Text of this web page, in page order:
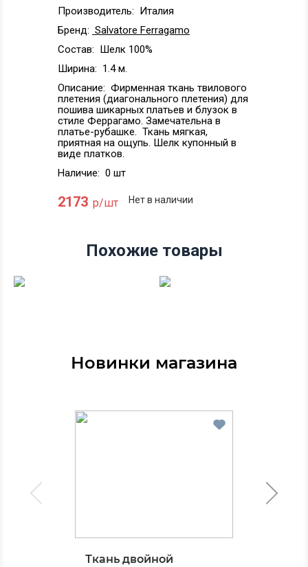
Производитель: Италия
Бренд: Salvatore Ferragamo
Состав: Шелк 100%
Ширина: 1.4 м.
Описание: Фирменная ткань твилового
плетения (диагонального плетения) для
пошива шикарных платьев и блузок в
стиле Феррагамо. Замечательна в
платье-рубашке. Ткань мягкая,
приятная на ощупь. Шелк купонный в
виде платков.
Наличие: 0 шт
2173 р/шт Нет в наличии
Похожие товары
Новинки магазина
Ткань двойной